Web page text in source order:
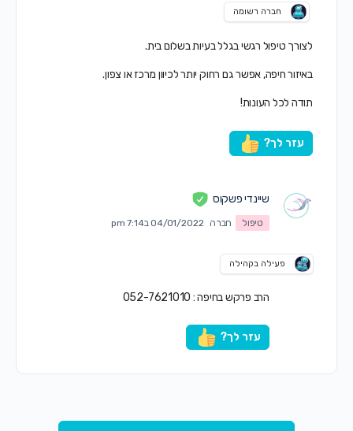
חברה רשומה
לצורך טיפול רגשי בגלל בעיות בשלום בית.
באיזור חיפה, אפשר גם רחוק יותר לכיוון מרכז או צפון.
תודה לכל העונות!
עזר לך?
שיינדי פשקוס
טיפול חברה 04/01/2022 ב7:14 pm
פעילה בקהילה
הרב פרקש בחיפה : 052-7621010
עזר לך?